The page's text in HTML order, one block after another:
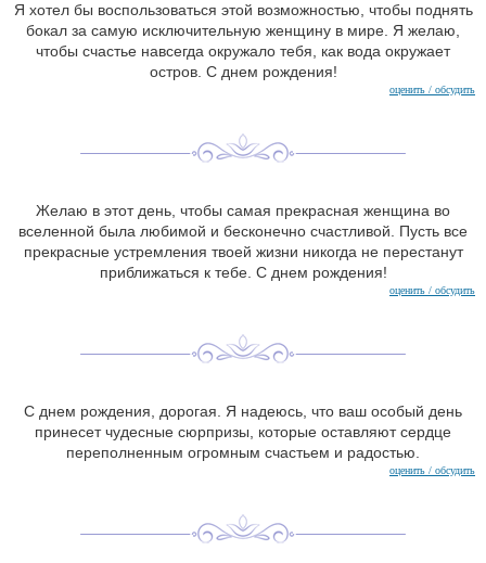
Я хотел бы воспользоваться этой возможностью, чтобы поднять
бокал за самую исключительную женщину в мире. Я желаю,
чтобы счастье навсегда окружало тебя, как вода окружает
остров. С днем рождения!
оценить / обсудить
Желаю в этот день, чтобы самая прекрасная женщина во
вселенной была любимой и бесконечно счастливой. Пусть все
прекрасные устремления твоей жизни никогда не перестанут
приближаться к тебе. С днем рождения!
оценить / обсудить
С днем ​​рождения, дорогая. Я надеюсь, что ваш особый день
принесет чудесные сюрпризы, которые оставляют сердце
переполненным огромным счастьем и радостью.
оценить / обсудить